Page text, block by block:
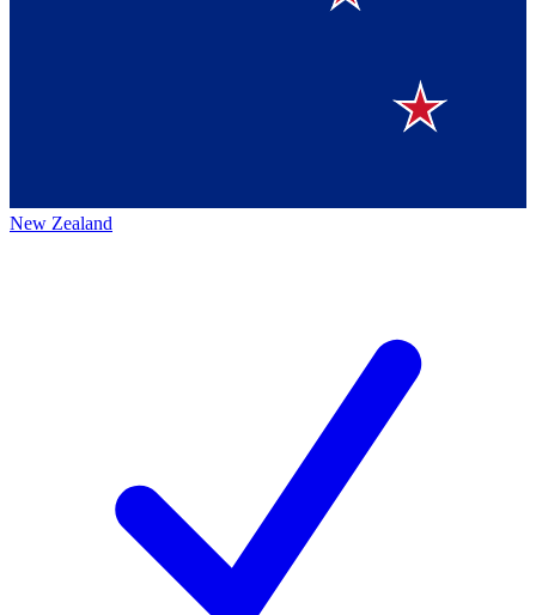
New Zealand